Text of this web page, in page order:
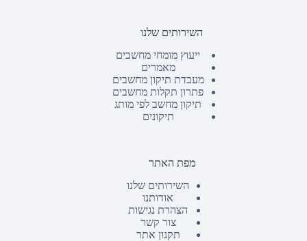
השירותים שלנו
ייעוץ מומחי מחשבים
מאמרים
מעבדת תיקון מחשבים
פתרון תקלות מחשבים
תיקון מחשב לפי מותג
תיקונים
מפת האתר
השירותים שלנו
אודותנו
הצהרת נגישות
צור קשר
תקנון אתר